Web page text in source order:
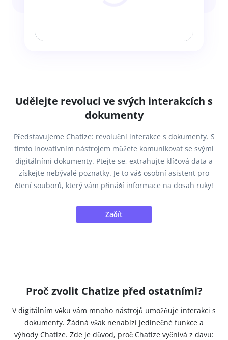
Udělejte revoluci ve svých interakcích s
dokumenty
Představujeme Chatize: revoluční interakce s dokumenty. S
tímto inovativním nástrojem můžete komunikovat se svými
digitálními dokumenty. Ptejte se, extrahujte klíčová data a
získejte nebývalé poznatky. Je to váš osobní asistent pro
čtení souborů, který vám přináší informace na dosah ruky!
Začít
Proč zvolit Chatize před ostatními?
V digitálním věku vám mnoho nástrojů umožňuje interakci s
dokumenty. Žádná však nenabízí jedinečné funkce a
výhody Chatize. Zde je důvod, proč Chatize vyčnívá z davu: